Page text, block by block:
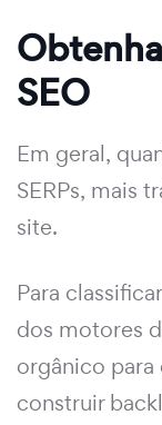
SEO
Em geral,
SERPs, mais
site.
Para
dos motores
orgânico para
construir